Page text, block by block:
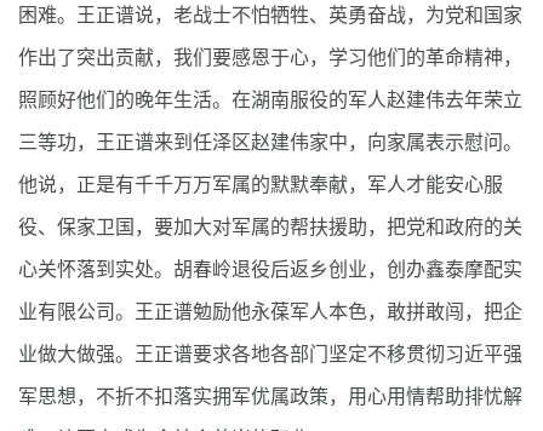
困难。王正谱说，老战士不怕牺牲、英勇奋战，为党和国家
作出了突出贡献，我们要感恩于心，学习他们的革命精神，
照顾好他们的晚年生活。在湖南服役的军人赵建伟去年荣立
三等功，王正谱来到任泽区赵建伟家中，向家属表示慰问。
他说，正是有千千万万军属的默默奉献，军人才能安心服
役、保家卫国，要加大对军属的帮扶援助，把党和政府的关
心关怀落到实处。胡春岭退役后返乡创业，创办鑫泰摩配实
业有限公司。王正谱勉励他永葆军人本色，敢拼敢闯，把企
业做大做强。王正谱要求各地各部门坚定不移贯彻习近平强
军思想，不折不扣落实拥军优属政策，用心用情帮助排忧解